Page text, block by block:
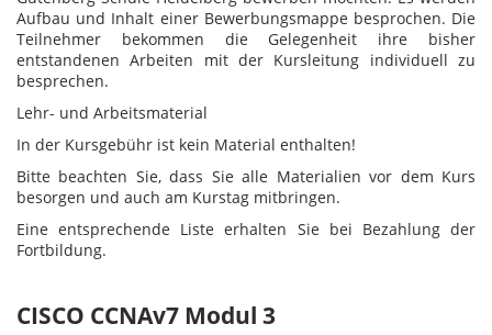
Aufbau und Inhalt einer Bewerbungsmappe besprochen. Die
Teilnehmer bekommen die Gelegenheit ihre bisher
entstandenen Arbeiten mit der Kursleitung individuell zu
besprechen.
Lehr- und Arbeitsmaterial
In der Kursgebühr ist kein Material enthalten!
Bitte beachten Sie, dass Sie alle Materialien vor dem Kurs
besorgen und auch am Kurstag mitbringen.
Eine entsprechende Liste erhalten Sie bei Bezahlung der
Fortbildung.
CISCO CCNAv7 Modul 3